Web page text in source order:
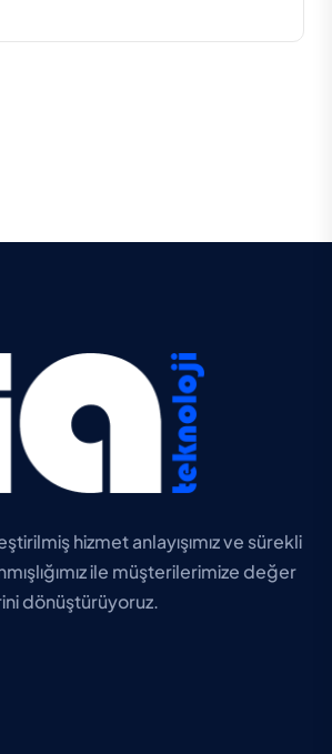
hizmet anlayışımız ve sürekli
ile müşterilerimize değer
dönüştürüyoruz.